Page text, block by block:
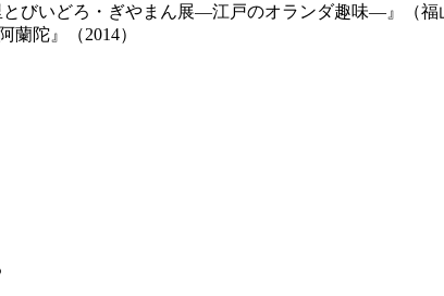
びいどろ・ぎやまん展―江戸のオランダ趣味―』（福
蘭陀』（2014）